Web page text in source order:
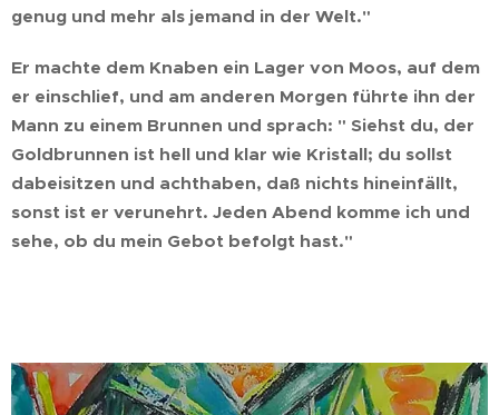
genug und mehr als jemand in der Welt."
Er machte dem Knaben ein Lager von Moos, auf dem
er einschlief, und am anderen Morgen führte ihn der
Mann zu einem Brunnen und sprach: " Siehst du, der
Goldbrunnen ist hell und klar wie Kristall; du sollst
dabeisitzen und achthaben, daß nichts hineinfällt,
sonst ist er verunehrt. Jeden Abend komme ich und
sehe, ob du mein Gebot befolgt hast."